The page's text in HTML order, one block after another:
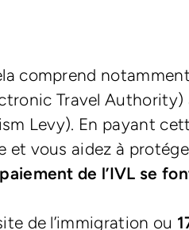
comprend
Travel Authority)
Levy). En payant
vous aidez à
de l’IVL se
de l’immigration ou